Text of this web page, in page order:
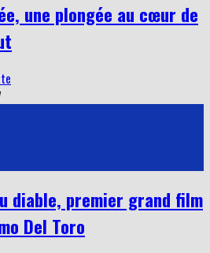
une plongée au cœur de
diable, premier grand film
Del Toro